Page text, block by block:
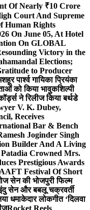
Of Nearly ₹10 Crore
Court And Supreme
Human Rights
On June 05, At Hotel
On GLOBAL
Victory in the
Elections;
to Producer
पार्श्व गायिका प्रियंका
को किया भावुकशिल्पी
ने रिलीज किया बर्थडे
V. K. Dubey,
Receives
Bar & Bench
Joginder Singh
Builder And A Living
Crowned Mrs.
Prestigious Awards
Festival Of Short
सेन की भोजपुरी फिल्म
सेन और बबलू चक्रवर्ती
धमाकेदार लोकगीत ‘दिलवा
Rocket Reels